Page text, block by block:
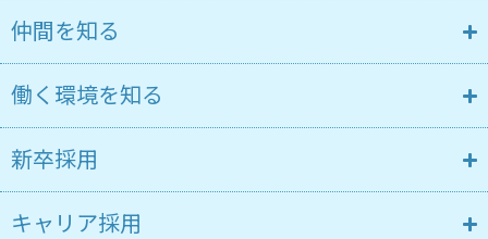
仲間を知る
働く環境を知る
新卒採用
キャリア採用